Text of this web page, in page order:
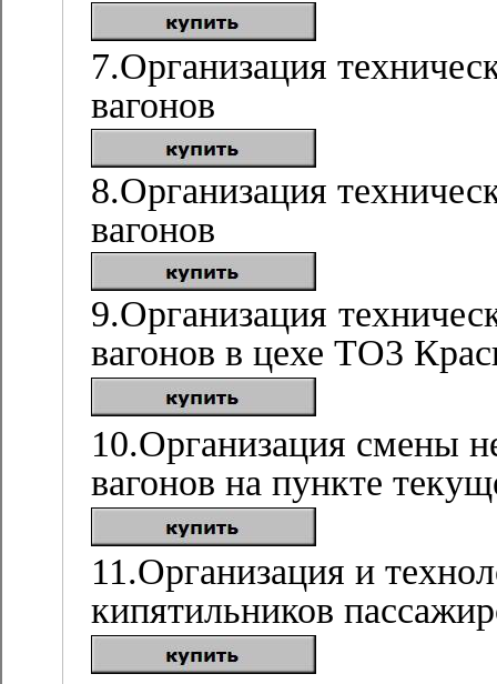
7.Организация
вагонов
8.Организация
вагонов
9.Организация
вагонов в цехе ТО3
10.Организация смены
вагонов на пункте
11.Организация и
кипятильников